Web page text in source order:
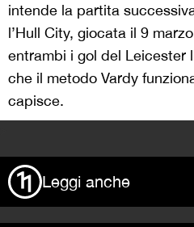
intende la partita
l’Hull City, giocata il 9
entrambi i gol del Leicester
che il metodo Vardy
capisce.
Leggi anche